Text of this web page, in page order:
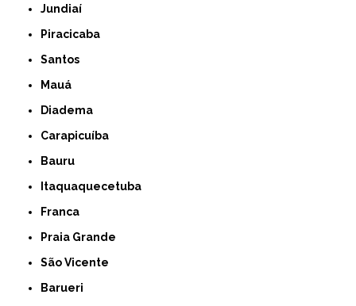
Jundiaí
Piracicaba
Santos
Mauá
Diadema
Carapicuíba
Bauru
Itaquaquecetuba
Franca
Praia Grande
São Vicente
Barueri